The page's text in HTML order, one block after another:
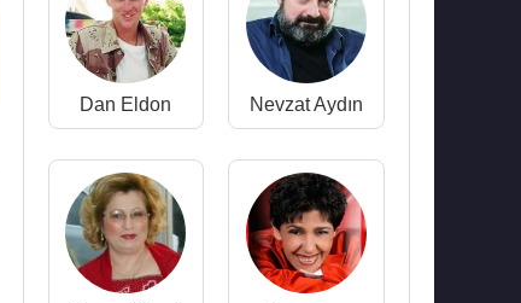
Dan Eldon Nevzat Aydın